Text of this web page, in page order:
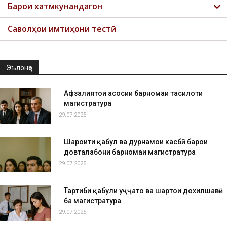
Барои хатмкунандагон
Саволҳои имтиҳони тестӣ
Эълонҳо
Афзалиятҳои асосии барномаи таҳсилоти
магистратура
29.07.2025
Шароити қабул ва дурнамои касбӣ барои
довталабони барномаи магистратура
29.07.2025
Тартиби қабули ҳуҷҷатҳо ва шартҳои дохилшавӣ
ба магистратура
29.07.2025